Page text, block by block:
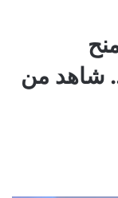
شاهد من